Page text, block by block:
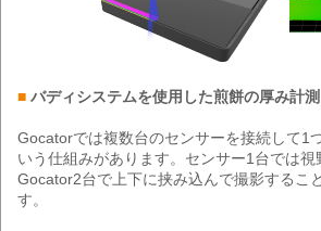
■ バディシステムを使用した煎餅の厚み計測
Gocatorでは複数台のセンサーを接続して1
いう仕組みがあります。センサー1台では
Gocator2台で上下に挟み込んで撮影するこ
す。